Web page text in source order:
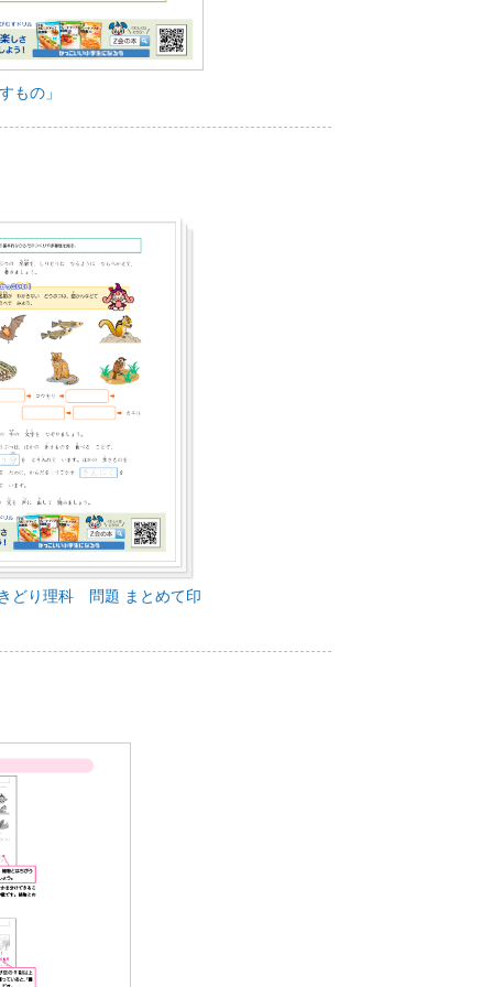
もの」
どり理科 問題 まとめて印